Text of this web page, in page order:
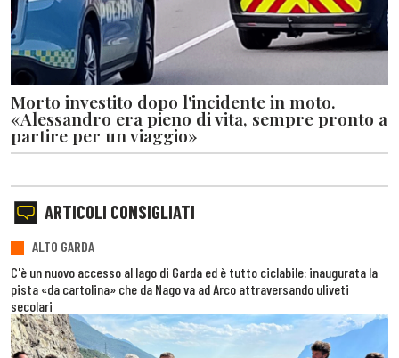
Morto investito dopo l'incidente in moto.
«Alessandro era pieno di vita, sempre pronto a
partire per un viaggio»
ARTICOLI CONSIGLIATI
ALTO GARDA
C'è un nuovo accesso al lago di Garda ed è tutto ciclabile: inaugurata la
pista «da cartolina» che da Nago va ad Arco attraversando uliveti
secolari